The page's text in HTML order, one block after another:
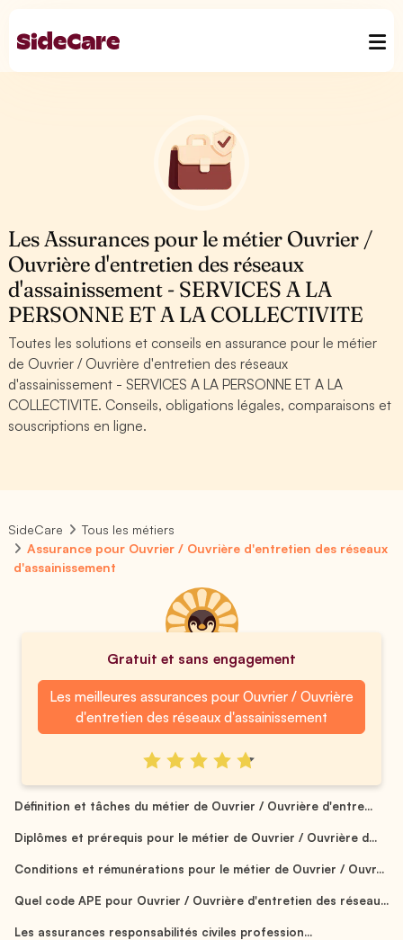
Les Assurances pour le métier Ouvrier /
Ouvrière d'entretien des réseaux
d'assainissement - SERVICES A LA
PERSONNE ET A LA COLLECTIVITE
Toutes les solutions et conseils en assurance pour le métier
de Ouvrier / Ouvrière d'entretien des réseaux
d'assainissement - SERVICES A LA PERSONNE ET A LA
COLLECTIVITE. Conseils, obligations légales, comparaisons et
souscriptions en ligne.
SideCare
Tous les métiers
Assurance pour Ouvrier / Ouvrière d'entretien des réseaux
d'assainissement
Gratuit et sans engagement
Les meilleures assurances pour Ouvrier / Ouvrière
d'entretien des réseaux d'assainissement
Définition et tâches du métier de Ouvrier / Ouvrière d'entre...
Diplômes et prérequis pour le métier de Ouvrier / Ouvrière d...
Conditions et rémunérations pour le métier de Ouvrier / Ouvr...
Quel code APE pour Ouvrier / Ouvrière d'entretien des réseau...
Les assurances responsabilités civiles profession...